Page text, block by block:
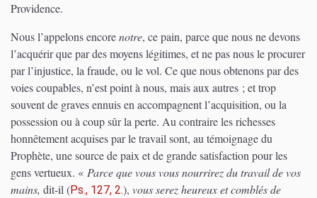
Providence.
Nous l’appelons encorenotre, ce pain, parce que nous ne devons
l’acquérir que par des moyens légitimes, et ne pas nous le procurer
par l’injustice, la fraude, ou le vol. Ce que nous obtenons par des
voies coupables, n’est point à nous, mais aux autres ; et trop
souvent de graves ennuis en accompagnent l’acquisition, ou la
possession ou à coup sûr la perte. Au contraire les richesses
honnêtement acquises par le travail sont, au témoignage du
Prophète, une source de paix et de grande satisfaction pour les
gens vertueux. « Parce que vous vous nourrirez du travail de vos
mains, dit-il(Ps., 127, 2.), vous serez heureux et comblés de